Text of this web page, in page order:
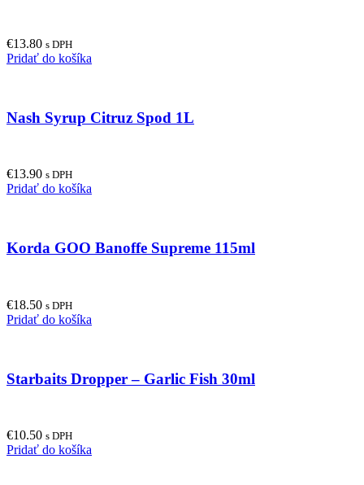
€13.80 s DPH
Pridať do košíka
Nash Syrup Citruz Spod 1L
€13.90 s DPH
Pridať do košíka
Korda GOO Banoffe Supreme 115ml
€18.50 s DPH
Pridať do košíka
Starbaits Dropper – Garlic Fish 30ml
€10.50 s DPH
Pridať do košíka